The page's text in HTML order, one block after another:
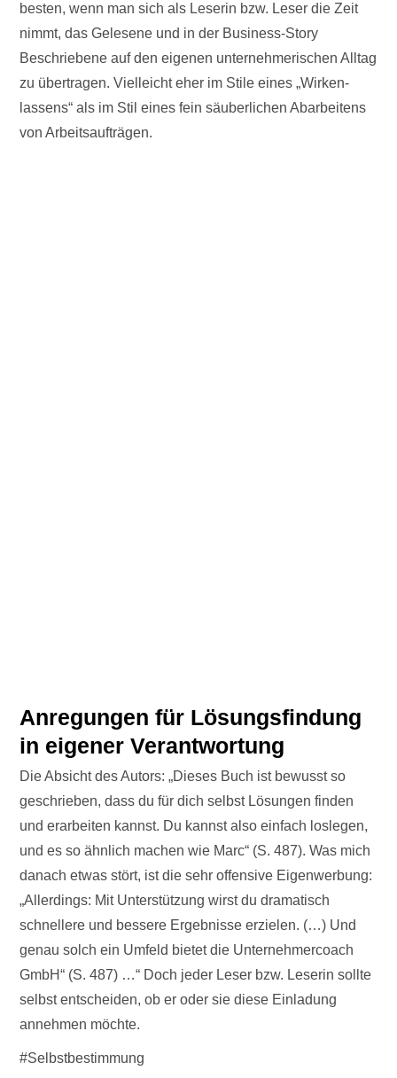
besten, wenn man sich als Leserin bzw. Leser die Zeit
nimmt, das Gelesene und in der Business-Story
Beschriebene auf den eigenen unternehmerischen Alltag
zu übertragen. Vielleicht eher im Stile eines „Wirken-
lassens“ als im Stil eines fein säuberlichen Abarbeitens
von Arbeitsaufträgen.
Anregungen für Lösungsfindung
in eigener Verantwortung
Die Absicht des Autors: „Dieses Buch ist bewusst so
geschrieben, dass du für dich selbst Lösungen finden
und erarbeiten kannst. Du kannst also einfach loslegen,
und es so ähnlich machen wie Marc“ (S. 487). Was mich
danach etwas stört, ist die sehr offensive Eigenwerbung:
„Allerdings: Mit Unterstützung wirst du dramatisch
schnellere und bessere Ergebnisse erzielen. (…) Und
genau solch ein Umfeld bietet die Unternehmercoach
GmbH“ (S. 487) …“ Doch jeder Leser bzw. Leserin sollte
selbst entscheiden, ob er oder sie diese Einladung
annehmen möchte.
#Selbstbestimmung